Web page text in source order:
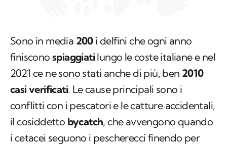
Sono in media 200i delfini che ogni anno
finisconospiaggiati lungo le coste italiane e nel
2021 ce ne sono stati anche di più, ben 2010
casi verificati. Le cause principali sono i
conflitti con i pescatori e le catture accidentali,
il cosiddetto bycatch, che avvengono quando
i cetacei seguono i pescherecci finendo per